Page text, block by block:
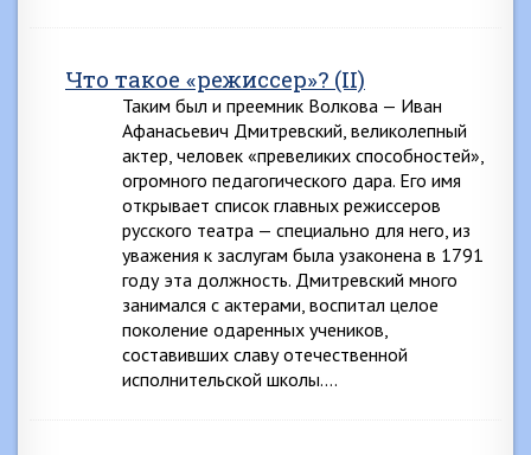
Что такое «режиссер»? (II)
Таким был и преемник Волкова — Иван
Афанасьевич Дмитревский, великолепный
актер, человек «превеликих способностей»,
огромного педагогического дара. Его имя
открывает список главных режиссеров
русского театра — специально для него, из
уважения к заслугам была узаконена в 1791
году эта должность. Дмитревский много
занимался с актерами, воспитал целое
поколение одаренных учеников,
составивших славу отечественной
исполнительской школы….